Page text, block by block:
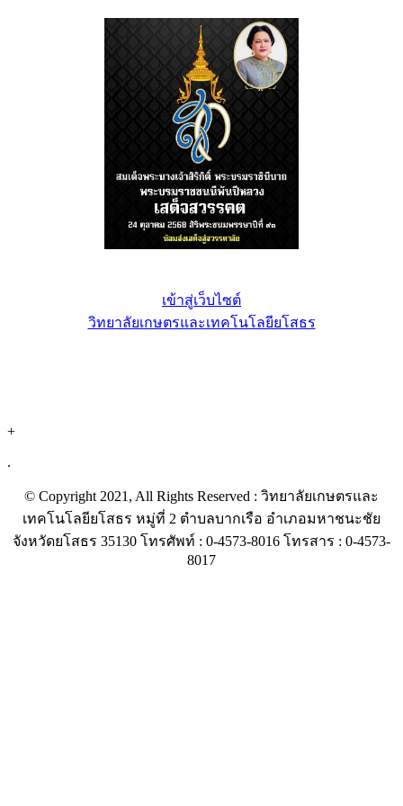
เข้าสู่เว็บไซต์
วิทยาลัยเกษตรและเทคโนโลยียโสธร
+
.
© Copyright 2021, All Rights Reserved : วิทยาลัยเกษตรและ
เทคโนโลยียโสธร หมู่ที่ 2 ตำบลบากเรือ อำเภอมหาชนะชัย
จังหวัดยโสธร 35130 โทรศัพท์ : 0-4573-8016 โทรสาร : 0-4573-
8017